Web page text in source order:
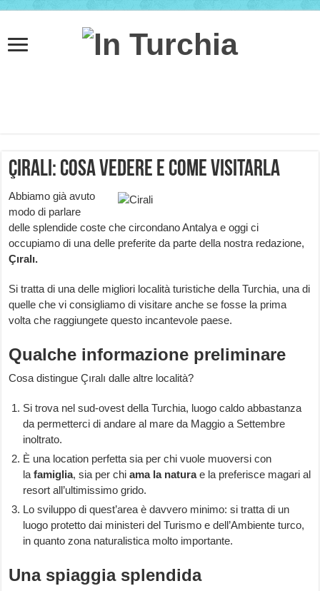
Çıralı: cosa vedere e come visitarla
Abbiamo già avuto
modo di parlare
delle splendide coste che circondano Antalya e oggi ci
occupiamo di una delle preferite da parte della nostra redazione,
Çıralı.
Si tratta di una delle migliori località turistiche della Turchia, una di
quelle che vi consigliamo di visitare anche se fosse la prima
volta che raggiungete questo incantevole paese.
Qualche informazione preliminare
Cosa distingue Çıralı dalle altre località?
Si trova nel sud-ovest della Turchia, luogo caldo abbastanza
da permetterci di andare al mare da Maggio a Settembre
inoltrato.
È una location perfetta sia per chi vuole muoversi con
lafamiglia, sia per chiama la naturae la preferisce magari al
resort all’ultimissimo grido.
Lo sviluppo di quest’area è davvero minimo: si tratta di un
luogo protetto dai ministeri del Turismo e dell’Ambiente turco,
in quanto zona naturalistica molto importante.
Una spiaggia splendida